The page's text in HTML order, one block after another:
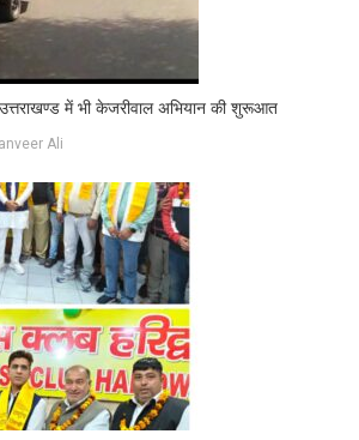
में भी केजरीवाल अभियान की शुरूआत
Ali